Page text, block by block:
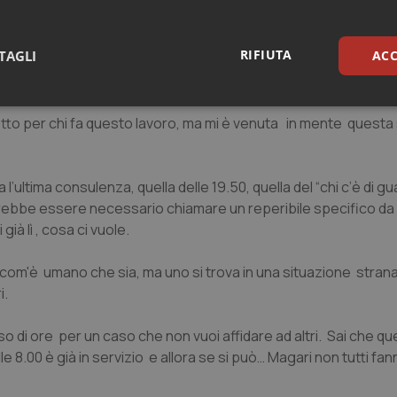
di servizio e fa tutto e ben oltre.
su problemi di norma più difficili della media da cui
responsabilità.
per chi fa questo lavoro, ma mi è venuta in mente questa
consulenza, quella delle 19.50, quella del “chi c’è di
essere necessario chiamare un reperibile specifico
lì , cosa ci vuole.
umano che sia, ma uno si trova in una situazione
di ore per un caso che non vuoi affidare ad altri. Sai che
8.00 è già in servizio e allora se si può… Magari non tutti
RIFIUTA
Statistici
Necessari
a rendere fruibile il sito web abilitandone funzionalità di base quali la
del sito. Il sito web non è in grado di funzionare correttamente senza questi
YouTube
.youtube.com
5 mesi 4
settimane
Questo cookie viene utilizzato
scelte di consenso e privacy
interazione con il sito. Registra i
del visitatore riguardo a varie